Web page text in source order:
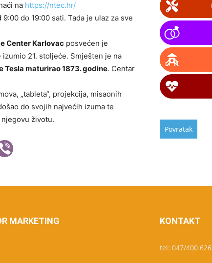
na https://ntec.hr/
do 19:00 sati. Tada je ulaz za sve
Center Karlovac posvećen je
21. stoljeće. Smješten je na
Tesla maturirao 1873. godine. Centar
„tableta“, projekcija, misaonih
do svojih najvećih izuma te
životu.
MARKETING KONTAKT
tel: 047/400 626